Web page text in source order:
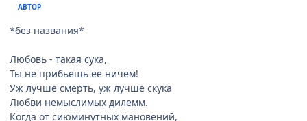
АВТОР
*без названия*
Любовь - такая сука,
Ты не прибьешь ее ничем!
Уж лучше смерть, уж лучше скука
Любви немыслимых дилемм.
Когда от сиюминутных мановений,